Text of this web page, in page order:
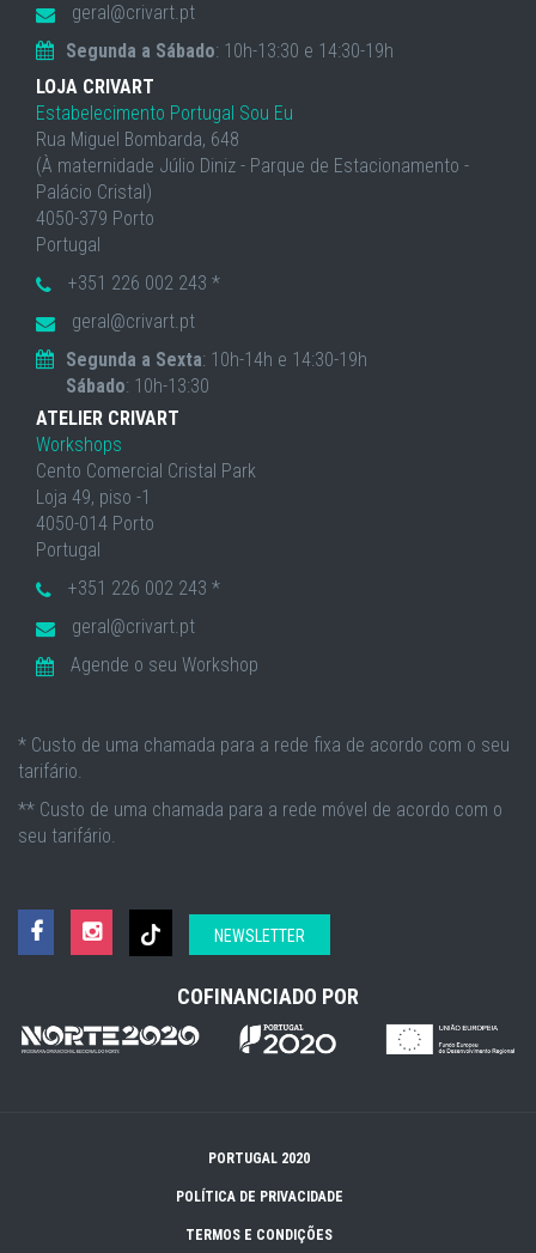
geral@crivart.pt
Segunda a Sábado: 10h-13:30 e 14:30-19h
LOJA CRIVART
Estabelecimento Portugal Sou Eu
Rua Miguel Bombarda, 648
(À maternidade Júlio Diniz - Parque de Estacionamento -
Palácio Cristal)
4050-379 Porto
Portugal
+351 226 002 243 *
geral@crivart.pt
Segunda a Sexta: 10h-14h e 14:30-19h
Sábado: 10h-13:30
ATELIER CRIVART
Workshops
Cento Comercial Cristal Park
Loja 49, piso -1
4050-014 Porto
Portugal
+351 226 002 243 *
geral@crivart.pt
Agende o seu Workshop
* Custo de uma chamada para a rede fixa de acordo com o seu
tarifário.
** Custo de uma chamada para a rede móvel de acordo com o
seu tarifário.
NEWSLETTER
COFINANCIADO POR
PORTUGAL 2020
POLÍTICA DE PRIVACIDADE
TERMOS E CONDIÇÕES